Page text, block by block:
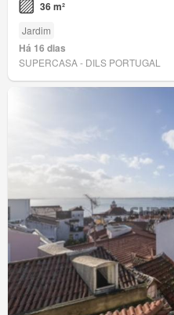
36 m²
Jardim
Há 16 dias
SUPERCASA - DILS PORTUGAL